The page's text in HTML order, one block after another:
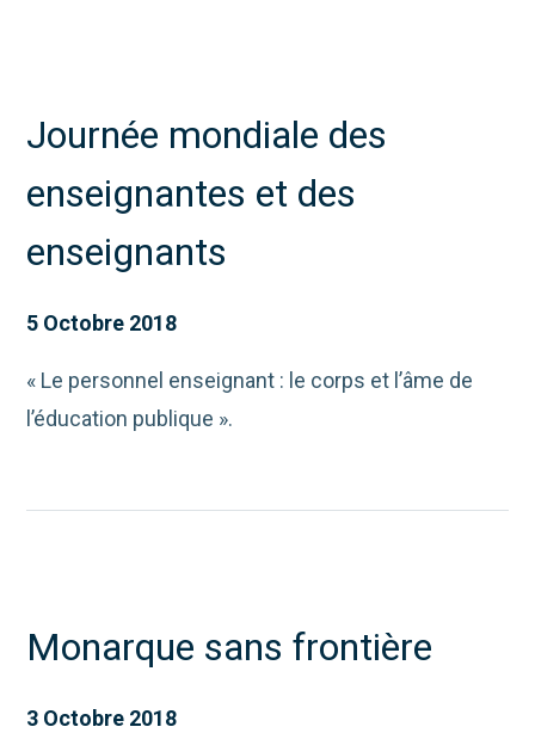
Journée mondiale des
enseignantes et des
enseignants
5 Octobre 2018
« Le personnel enseignant : le corps et l’âme de
l’éducation publique ».
Monarque sans frontière
3 Octobre 2018